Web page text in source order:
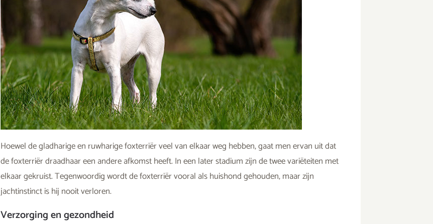
Hoewel de gladharige en ruwharige foxterriër veel van elkaar weg hebben, gaat men ervan uit dat
de foxterriër draadhaar een andere afkomst heeft. In een later stadium zijn de twee variëteiten met
elkaar gekruist. Tegenwoordig wordt de foxterriër vooral als huishond gehouden, maar zijn
jachtinstinct is hij nooit verloren.
Verzorging en gezondheid